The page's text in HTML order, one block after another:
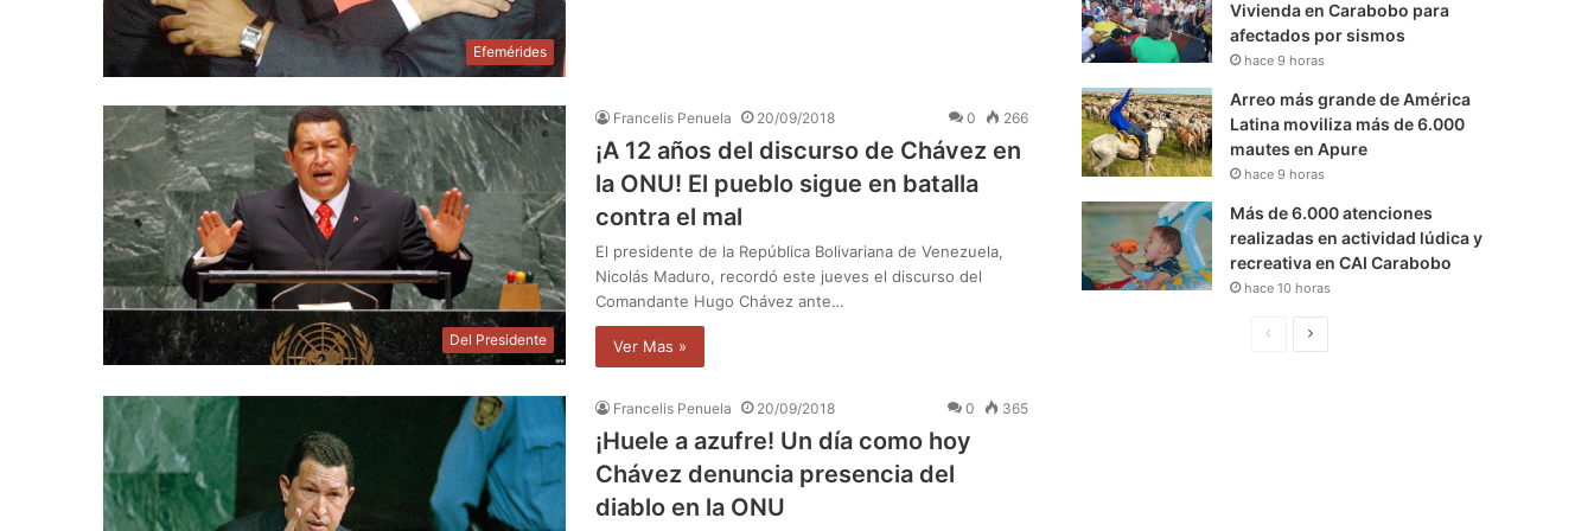
Efemérides
Del Presidente
Francelis Penuela 20/09/2018 0 266
¡A 12 años del discurso de Chávez en
la ONU! El pueblo sigue en batalla
contra el mal
El presidente de la República Bolivariana de Venezuela,
Nicolás Maduro, recordó este jueves el discurso del
Comandante Hugo Chávez ante…
Ver Mas »
Francelis Penuela 20/09/2018 0 365
¡Huele a azufre! Un día como hoy
Chávez denuncia presencia del
diablo en la ONU
Vivienda en Carabobo para
afectados por sismos
hace 9 horas
Arreo más grande de América
Latina moviliza más de 6.000
mautes en Apure
hace 9 horas
Más de 6.000 atenciones
realizadas en actividad lúdica y
recreativa en CAI Carabobo
hace 10 horas
S